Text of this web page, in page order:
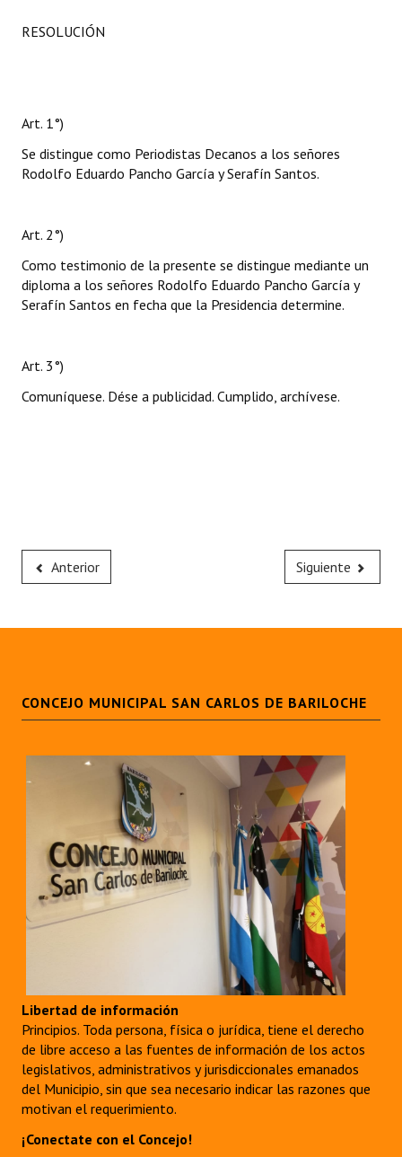
RESOLUCIÓN
Art. 1°)
Se distingue como Periodistas Decanos a los señores
Rodolfo Eduardo Pancho García y Serafín Santos.
Art. 2°)
Como testimonio de la presente se distingue mediante un
diploma a los señores Rodolfo Eduardo Pancho García y
Serafín Santos en fecha que la Presidencia determine.
Art. 3°)
Comuníquese. Dése a publicidad. Cumplido, archívese.
Anterior Siguiente
CONCEJO MUNICIPAL SAN CARLOS DE BARILOCHE
Libertad de información
Principios. Toda persona, física o jurídica, tiene el derecho
de libre acceso a las fuentes de información de los actos
legislativos, administrativos y jurisdiccionales emanados
del Municipio, sin que sea necesario indicar las razones que
motivan el requerimiento.
¡Conectate con el Concejo!